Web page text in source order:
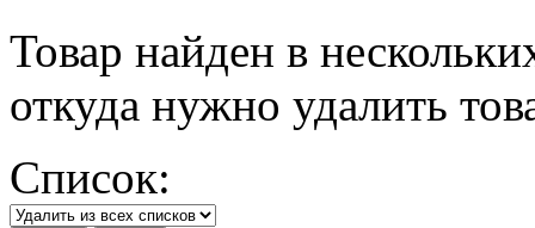
Товар найден в
откуда нужно удалить
Список: